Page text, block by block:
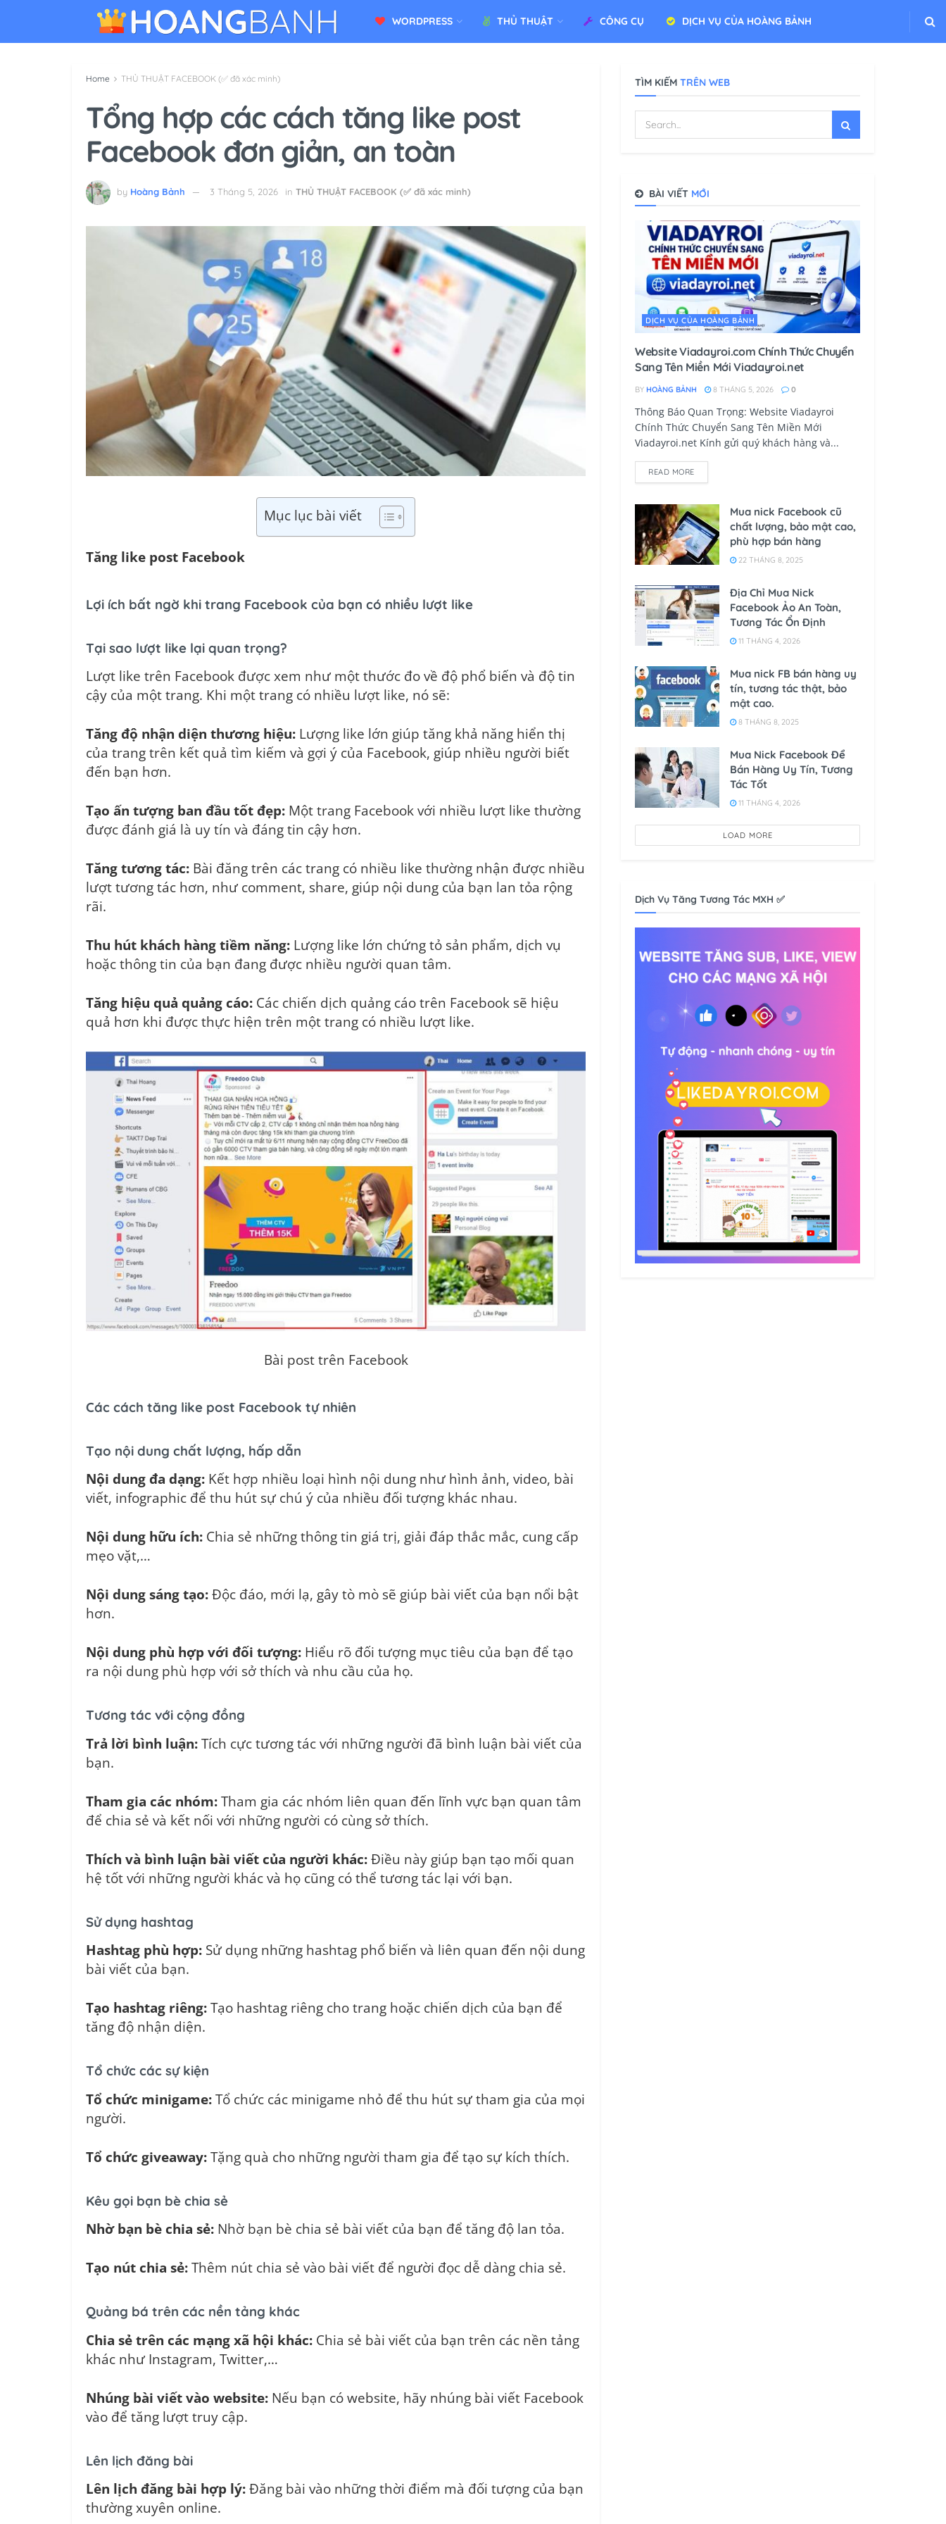
WORDPRESS THỦ THUẬT CÔNG CỤ DỊCH VỤ CỦA HOÀNG BẢNH
Home THỦ THUẬT FACEBOOK (✅ đã xác minh)
Tổng hợp các cách tăng like post
Facebook đơn giản, an toàn
by Hoàng Bảnh 3 Tháng 5, 2026 in THỦ THUẬT FACEBOOK (✅ đã xác minh)
Mục lục bài viết
Tăng like post Facebook
Lợi ích bất ngờ khi trang Facebook của bạn có nhiều lượt like
Tại sao lượt like lại quan trọng?
Lượt like trên Facebook được xem như một thước đo về độ phổ biến và độ tin
cậy của một trang. Khi một trang có nhiều lượt like, nó sẽ:
Tăng độ nhận diện thương hiệu: Lượng like lớn giúp tăng khả năng hiển thị
của trang trên kết quả tìm kiếm và gợi ý của Facebook, giúp nhiều người biết
đến bạn hơn.
Tạo ấn tượng ban đầu tốt đẹp: Một trang Facebook với nhiều lượt like thường
được đánh giá là uy tín và đáng tin cậy hơn.
Tăng tương tác: Bài đăng trên các trang có nhiều like thường nhận được nhiều
lượt tương tác hơn, như comment, share, giúp nội dung của bạn lan tỏa rộng
rãi.
Thu hút khách hàng tiềm năng: Lượng like lớn chứng tỏ sản phẩm, dịch vụ
hoặc thông tin của bạn đang được nhiều người quan tâm.
Tăng hiệu quả quảng cáo: Các chiến dịch quảng cáo trên Facebook sẽ hiệu
quả hơn khi được thực hiện trên một trang có nhiều lượt like.
Bài post trên Facebook
Các cách tăng like post Facebook tự nhiên
Tạo nội dung chất lượng, hấp dẫn
Nội dung đa dạng: Kết hợp nhiều loại hình nội dung như hình ảnh, video, bài
viết, infographic để thu hút sự chú ý của nhiều đối tượng khác nhau.
Nội dung hữu ích: Chia sẻ những thông tin giá trị, giải đáp thắc mắc, cung cấp
mẹo vặt,…
Nội dung sáng tạo: Độc đáo, mới lạ, gây tò mò sẽ giúp bài viết của bạn nổi bật
hơn.
Nội dung phù hợp với đối tượng: Hiểu rõ đối tượng mục tiêu của bạn để tạo
ra nội dung phù hợp với sở thích và nhu cầu của họ.
Tương tác với cộng đồng
Trả lời bình luận: Tích cực tương tác với những người đã bình luận bài viết của
bạn.
Tham gia các nhóm: Tham gia các nhóm liên quan đến lĩnh vực bạn quan tâm
để chia sẻ và kết nối với những người có cùng sở thích.
Thích và bình luận bài viết của người khác: Điều này giúp bạn tạo mối quan
hệ tốt với những người khác và họ cũng có thể tương tác lại với bạn.
Sử dụng hashtag
Hashtag phù hợp: Sử dụng những hashtag phổ biến và liên quan đến nội dung
bài viết của bạn.
Tạo hashtag riêng: Tạo hashtag riêng cho trang hoặc chiến dịch của bạn để
tăng độ nhận diện.
Tổ chức các sự kiện
Tổ chức minigame: Tổ chức các minigame nhỏ để thu hút sự tham gia của mọi
người.
Tổ chức giveaway: Tặng quà cho những người tham gia để tạo sự kích thích.
Kêu gọi bạn bè chia sẻ
Nhờ bạn bè chia sẻ: Nhờ bạn bè chia sẻ bài viết của bạn để tăng độ lan tỏa.
Tạo nút chia sẻ: Thêm nút chia sẻ vào bài viết để người đọc dễ dàng chia sẻ.
Quảng bá trên các nền tảng khác
Chia sẻ trên các mạng xã hội khác: Chia sẻ bài viết của bạn trên các nền tảng
khác như Instagram, Twitter,…
Nhúng bài viết vào website: Nếu bạn có website, hãy nhúng bài viết Facebook
vào để tăng lượt truy cập.
Lên lịch đăng bài
Lên lịch đăng bài hợp lý: Đăng bài vào những thời điểm mà đối tượng của bạn
thường xuyên online.
TÌM KIẾM TRÊN WEB
BÀI VIẾT MỚI
DỊCH VỤ CỦA HOÀNG BẢNH
Website Viadayroi.com Chính Thức Chuyển
Sang Tên Miền Mới Viadayroi.net
BY HOÀNG BẢNH 8 THÁNG 5, 2026 0
Thông Báo Quan Trọng: Website Viadayroi
Chính Thức Chuyển Sang Tên Miền Mới
Viadayroi.net Kính gửi quý khách hàng và...
READ MORE
Mua nick Facebook cũ
chất lượng, bảo mật cao,
phù hợp bán hàng
22 THÁNG 8, 2025
Địa Chỉ Mua Nick
Facebook Ảo An Toàn,
Tương Tác Ổn Định
11 THÁNG 4, 2026
Mua nick FB bán hàng uy
tín, tương tác thật, bảo
mật cao.
8 THÁNG 8, 2025
Mua Nick Facebook Để
Bán Hàng Uy Tín, Tương
Tác Tốt
11 THÁNG 4, 2026
LOAD MORE
Dịch Vụ Tăng Tương Tác MXH ✅